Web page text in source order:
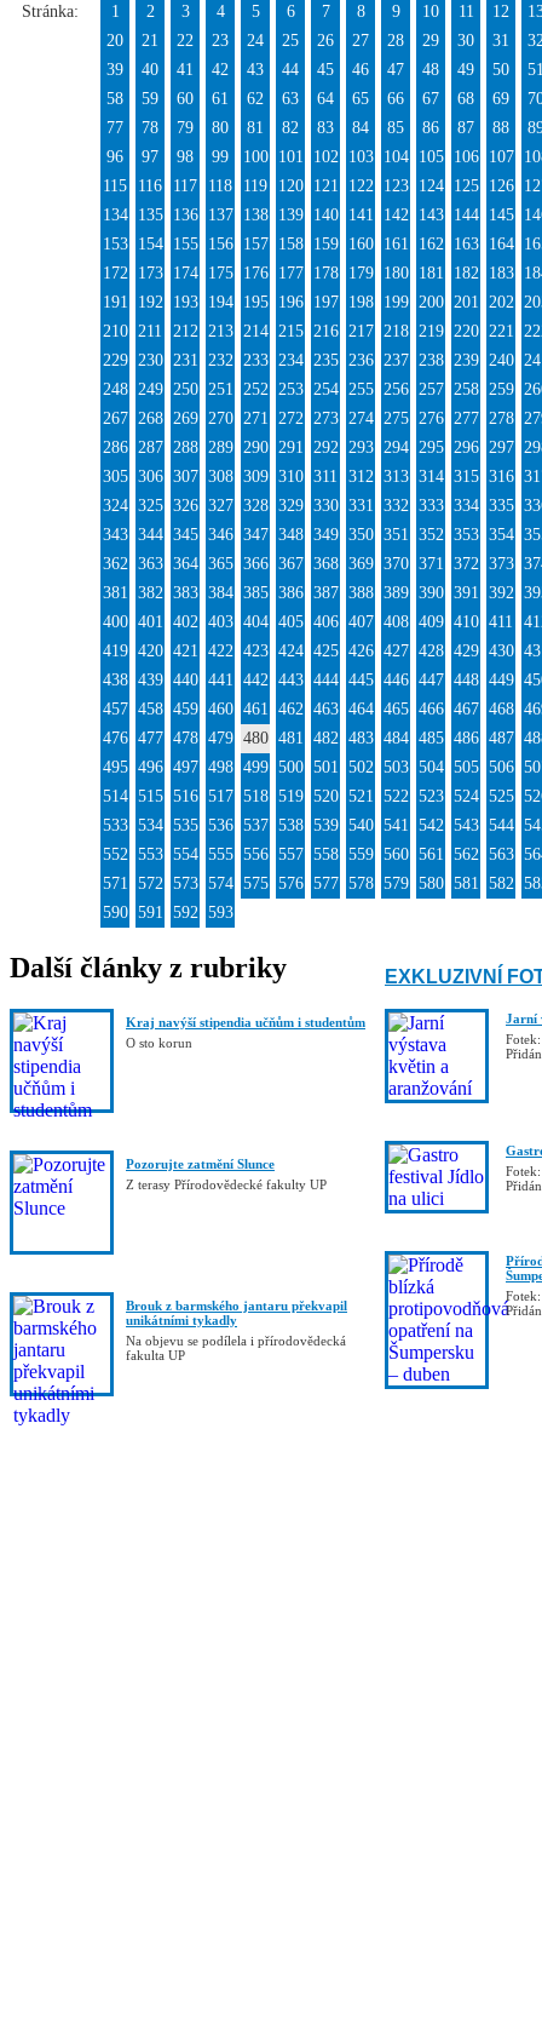
Stránka: 1 2 3 4 5 6 7 8 9 10 11 12
20
21 22 23 24 25 26 27 28 29 30 31
39
40 41 42 43 44 45 46 47 48 49 50
58
59 60 61 62 63 64 65 66 67 68 69
77
78 79 80 81 82 83 84 85 86 87 88
96
97 98 99 100 101 102 103 104 105 106 107
115
116 117 118 119 120 121 122 123 124 125 126
134
135 136 137 138 139 140 141 142 143 144 145
153
154 155 156 157 158 159 160 161 162 163 164
172
173 174 175 176 177 178 179 180 181 182 183
191
192 193 194 195 196 197 198 199 200 201 202
210 211 212 213 214 215 216 217 218 219 220 221
229 230 231 232 233 234 235 236 237 238 239 240
248 249 250 251 252 253 254 255 256 257 258 259
267 268 269 270 271 272 273 274 275 276 277 278
286 287 288 289 290 291 292 293 294 295 296 297
305 306 307 308 309 310 311 312 313 314 315 316
324 325 326 327 328 329 330 331 332 333 334 335
343 344 345 346 347 348 349 350 351 352 353 354
362 363 364 365 366 367 368 369 370 371 372 373
381 382 383 384 385 386 387 388 389 390 391 392
400 401 402 403 404 405 406 407 408 409 410 411
419 420 421 422 423 424 425 426 427 428 429 430
438 439 440 441 442 443 444 445 446 447 448 449
457 458 459 460 461 462 463 464 465 466 467 468
476 477 478 479 480 481 482 483 484 485 486 487
495 496 497 498 499 500 501 502 503 504 505 506
514 515 516 517 518 519 520 521 522 523 524 525
533 534 535 536 537 538 539 540 541 542 543 544
552 553 554 555 556 557 558 559 560 561 562 563
571 572 573 574 575 576 577 578 579 580 581 582
590 591 592 593
Další články z rubriky
Kraj navýší stipendia učňům i studentům
O sto korun
Pozorujte zatmění Slunce
Z terasy Přírodovědecké fakulty UP
Brouk z barmského jantaru překvapil
unikátními tykadly
Na objevu se podílela i přírodovědecká
fakulta UP
EXKLUZIVNÍ
Jarní